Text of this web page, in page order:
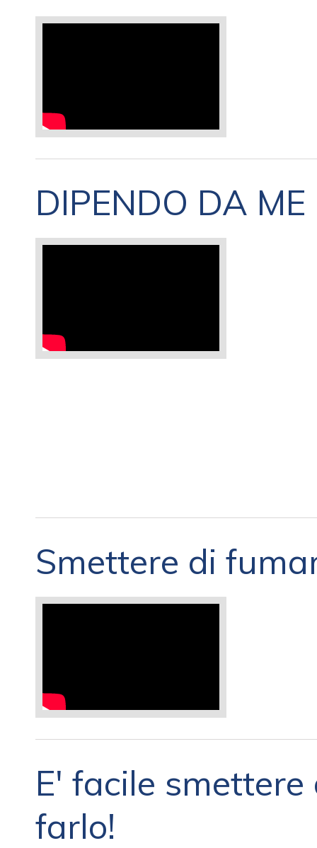
DIPENDO DA ME
Smettere di
E' facile
farlo!